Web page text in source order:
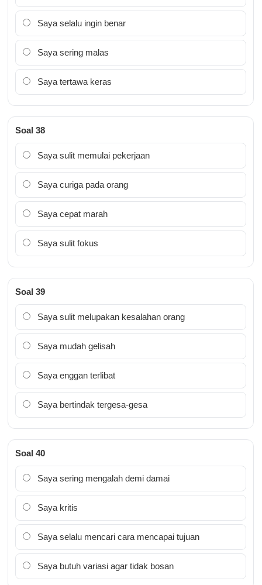
Saya selalu ingin benar
Saya sering malas
Saya tertawa keras
Soal 38
Saya sulit memulai pekerjaan
Saya curiga pada orang
Saya cepat marah
Saya sulit fokus
Soal 39
Saya sulit melupakan kesalahan orang
Saya mudah gelisah
Saya enggan terlibat
Saya bertindak tergesa-gesa
Soal 40
Saya sering mengalah demi damai
Saya kritis
Saya selalu mencari cara mencapai tujuan
Saya butuh variasi agar tidak bosan